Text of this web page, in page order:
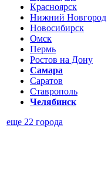
Красноярск
Нижний Новгород
Новосибирск
Омск
Пермь
Ростов на Дону
Самара
Саратов
Ставрополь
Челябинск
еще 22 города